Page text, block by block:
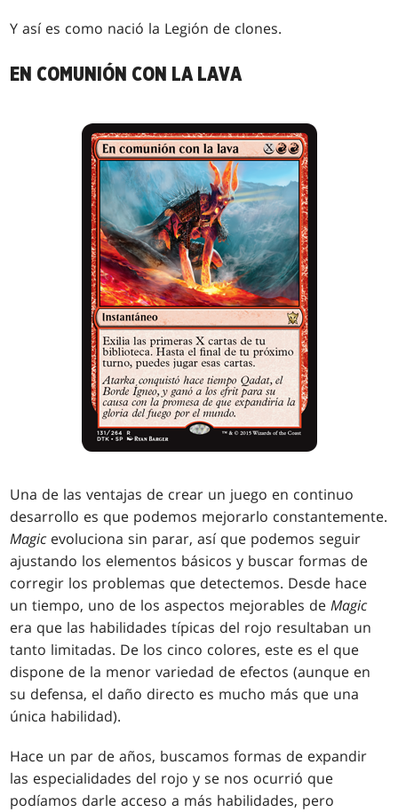
Y así es como nació la Legión de clones.
EN COMUNIÓN CON LA LAVA
Una de las ventajas de crear un juego en continuo
desarrollo es que podemos mejorarlo constantemente.
Magic evoluciona sin parar, así que podemos seguir
ajustando los elementos básicos y buscar formas de
corregir los problemas que detectemos. Desde hace
un tiempo, uno de los aspectos mejorables deMagic
era que las habilidades típicas del rojo resultaban un
tanto limitadas. De los cinco colores, este es el que
dispone de la menor variedad de efectos (aunque en
su defensa, el daño directo es mucho más que una
única habilidad).
Hace un par de años, buscamos formas de expandir
las especialidades del rojo y se nos ocurrió que
podíamos darle acceso a más habilidades, pero